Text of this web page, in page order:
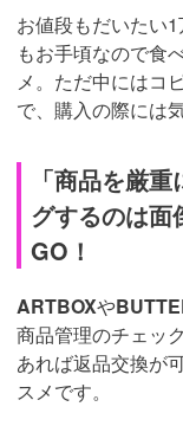
お値段もだいたい
もお手頃なので食
メ。ただ中にはコ
で、購入の際には
「商品を厳
グするのは面
GO！
ARTBOXや
商品管理のチェッ
あれば返品交換が
スメです。